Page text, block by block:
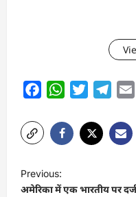
FacebookWhatsAppTwitter
P
o
Previous:
अमेरिका में एक भारतीय पर